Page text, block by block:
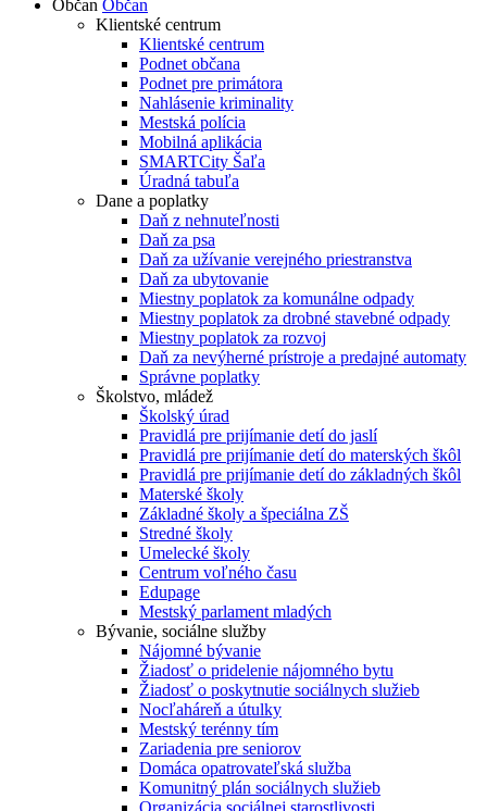
Občan Občan
Klientské centrum
Klientské centrum
Podnet občana
Podnet pre primátora
Nahlásenie kriminality
Mestská polícia
Mobilná aplikácia
SMARTCity Šaľa
Úradná tabuľa
Dane a poplatky
Daň z nehnuteľnosti
Daň za psa
Daň za užívanie verejného priestranstva
Daň za ubytovanie
Miestny poplatok za komunálne odpady
Miestny poplatok za drobné stavebné odpady
Miestny poplatok za rozvoj
Daň za nevýherné prístroje a predajné automaty
Správne poplatky
Školstvo, mládež
Školský úrad
Pravidlá pre prijímanie detí do jaslí
Pravidlá pre prijímanie detí do materských škôl
Pravidlá pre prijímanie detí do základných škôl
Materské školy
Základné školy a špeciálna ZŠ
Stredné školy
Umelecké školy
Centrum voľného času
Edupage
Mestský parlament mladých
Bývanie, sociálne služby
Nájomné bývanie
Žiadosť o pridelenie nájomného bytu
Žiadosť o poskytnutie sociálnych služieb
Nocľaháreň a útulky
Mestský terénny tím
Zariadenia pre seniorov
Domáca opatrovateľská služba
Komunitný plán sociálnych služieb